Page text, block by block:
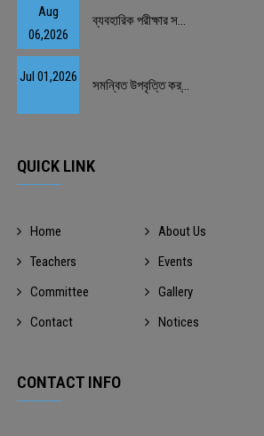
Aug
06,2026
ব্যবহারিক পরীক্ষার স...
Jul 01,2026
সমন্বিত উপবৃত্তি কর্...
QUICK LINK
Home
About Us
Teachers
Events
Committee
Gallery
Contact
Notices
CONTACT INFO